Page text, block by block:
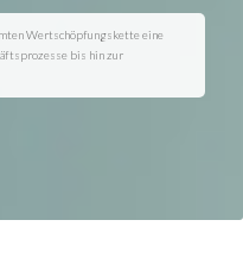
Wertschöpfungskette eine
bis hin zur